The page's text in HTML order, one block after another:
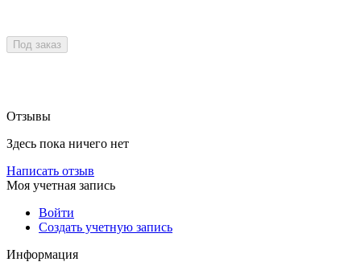
Под заказ
Отзывы
Здесь пока ничего нет
Написать отзыв
Моя учетная запись
Войти
Создать учетную запись
Информация